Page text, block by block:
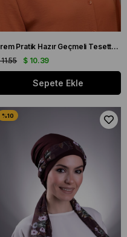
Krem Pratik Hazır Geçmeli Tesettür Bone Sandy Kumaş Örgülü Güllü Şifon Atkılı 1203A_40
$ 10.39
Sepete Ekle